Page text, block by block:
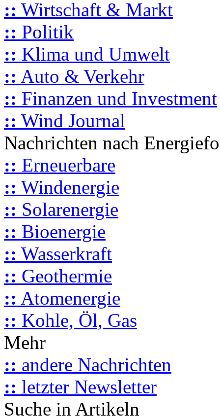
:: Wirtschaft & Markt
:: Politik
:: Klima und Umwelt
:: Auto & Verkehr
:: Finanzen und Investment
:: Wind Journal
Nachrichten nach
:: Erneuerbare
:: Windenergie
:: Solarenergie
:: Bioenergie
:: Wasserkraft
:: Geothermie
:: Atomenergie
:: Kohle, Öl, Gas
Mehr
:: andere Nachrichten
:: letzter Newsletter
Suche in Artikeln